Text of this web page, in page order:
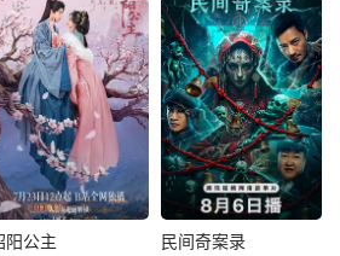
阳公主 民间奇案录